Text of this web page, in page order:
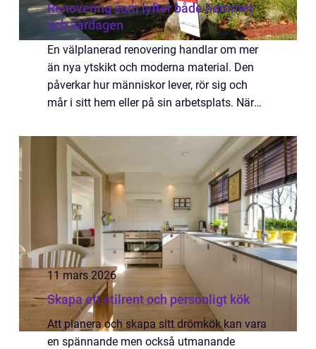
Renovering som lyfter både hemmet
och vardagen
En välplanerad renovering handlar om mer
än nya ytskikt och moderna material. Den
påverkar hur människor lever, rör sig och
mår i sitt hem eller på sin arbetsplats. När
genomtänkt planering blir vardagen en...
11 mars 2026
Skapa ett stilrent och personligt kök
Att planera och skapa sitt drömkök kan vara
en spännande men också utmanande